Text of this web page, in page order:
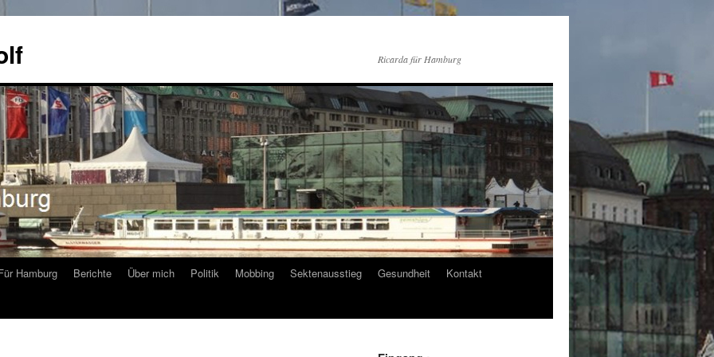
Ricarda für Hamburg
Hamburg Berichte Über mich Politik Mobbing Sektenausstieg Gesundheit
Kontakt